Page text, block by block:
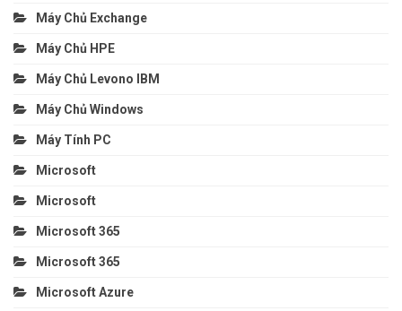
Máy Chủ Exchange
Máy Chủ HPE
Máy Chủ Levono IBM
Máy Chủ Windows
Máy Tính PC
Microsoft
Microsoft
Microsoft 365
Microsoft 365
Microsoft Azure